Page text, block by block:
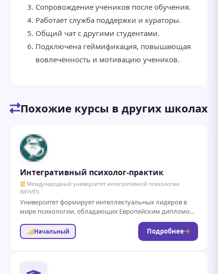
Сопровождение учеников после обучения.
Работает служба поддержки и кураторы.
Общий чат с другими студентами.
Подключена геймификация, повышающая
вовлечённость и мотивацию учеников.
Похожие курсы в других школах
Интегративный психолог-практик
Международный университет интегративной психологии
(МУИП)
Университет формирует интеллектуальных лидеров в
мире психологии, обладающих Европейским дипломом
MBA, который открывает двери для практики и
консультирования в 28...
Начальный Подробнее